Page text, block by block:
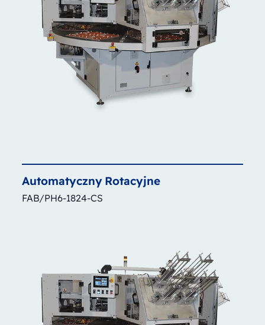
Automatyczny Rotacyjne
FAB/PH6-1824-CS